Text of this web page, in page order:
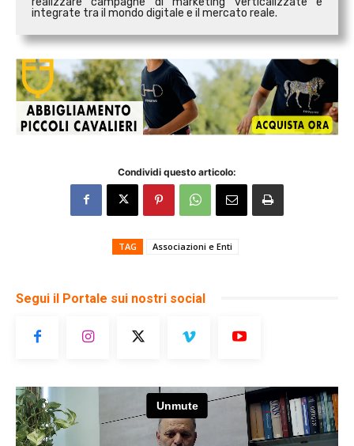
integrate tra il mondo digitale e il mercato reale.
Condividi questo articolo:
TAG Associazioni e Enti
Segui il Portale sui nostri social